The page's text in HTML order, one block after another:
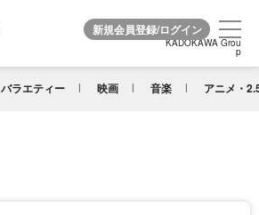
KADOKAWA Grou
p
バラエティー 映画 音楽 アニメ・
KADOKAWA Grou
p